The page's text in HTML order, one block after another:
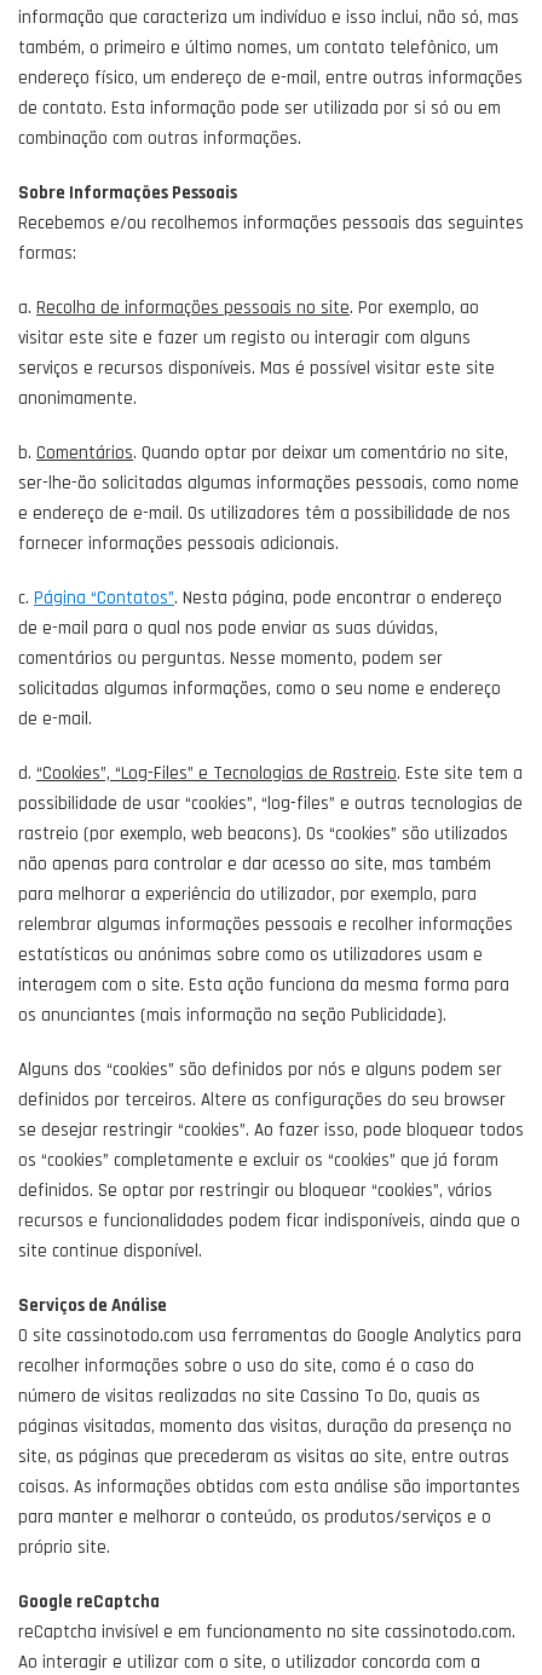
informação que caracteriza um indivíduo e isso inclui, não só, mas
também, o primeiro e último nomes, um contato telefônico, um
endereço físico, um endereço de e-mail, entre outras informações
de contato. Esta informação pode ser utilizada por si só ou em
combinação com outras informações.
Sobre Informações Pessoais
Recebemos e/ou recolhemos informações pessoais das seguintes
formas:
a. Recolha de informações pessoais no site. Por exemplo, ao
visitar este site e fazer um registo ou interagir com alguns
serviços e recursos disponíveis. Mas é possível visitar este site
anonimamente.
b. Comentários. Quando optar por deixar um comentário no site,
ser-lhe-ão solicitadas algumas informações pessoais, como nome
e endereço de e-mail. Os utilizadores têm a possibilidade de nos
fornecer informações pessoais adicionais.
c. Página “Contatos”. Nesta página, pode encontrar o endereço
de e-mail para o qual nos pode enviar as suas dúvidas,
comentários ou perguntas. Nesse momento, podem ser
solicitadas algumas informações, como o seu nome e endereço
de e-mail.
d. “Cookies”, “Log-Files” e Tecnologias de Rastreio. Este site tem a
possibilidade de usar “cookies”, “log-files” e outras tecnologias de
rastreio (por exemplo, web beacons). Os “cookies” são utilizados
não apenas para controlar e dar acesso ao site, mas também
para melhorar a experiência do utilizador, por exemplo, para
relembrar algumas informações pessoais e recolher informações
estatísticas ou anónimas sobre como os utilizadores usam e
interagem com o site. Esta ação funciona da mesma forma para
os anunciantes (mais informação na seção Publicidade).
Alguns dos “cookies” são definidos por nós e alguns podem ser
definidos por terceiros. Altere as configurações do seu browser
se desejar restringir “cookies”. Ao fazer isso, pode bloquear todos
os “cookies” completamente e excluir os “cookies” que já foram
definidos. Se optar por restringir ou bloquear “cookies”, vários
recursos e funcionalidades podem ficar indisponíveis, ainda que o
site continue disponível.
Serviços de Análise
O site cassinotodo.com usa ferramentas do Google Analytics para
recolher informações sobre o uso do site, como é o caso do
número de visitas realizadas no site Cassino To Do, quais as
páginas visitadas, momento das visitas, duração da presença no
site, as páginas que precederam as visitas ao site, entre outras
coisas. As informações obtidas com esta análise são importantes
para manter e melhorar o conteúdo, os produtos/serviços e o
próprio site.
Google reCaptcha
reCaptcha invisível e em funcionamento no site cassinotodo.com.
Ao interagir e utilizar com o site, o utilizador concorda com a